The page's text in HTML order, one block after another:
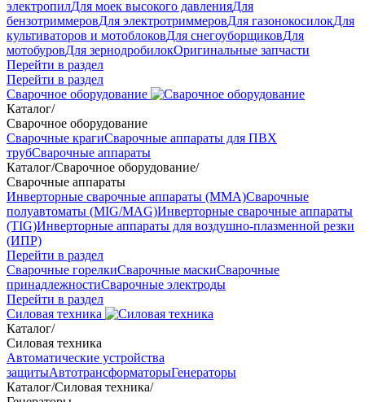
электропилДля моек высокого давленияДля
бензотриммеровДля электротриммеровДля газонокосилокДля
культиваторов и мотоблоковДля снегоуборщиковДля
мотобуровДля зернодробилокОригинальные запчасти
Перейти в раздел
Перейти в раздел
Сварочное оборудование
Каталог/
Сварочное оборудование
Сварочные крагиСварочные аппараты для ПВХ
трубСварочные аппараты
Каталог/Сварочное оборудование/
Сварочные аппараты
Инверторные сварочные аппараты (ММА)Сварочные
полуавтоматы (MIG/MAG)Инверторные сварочные аппараты
(TIG)Инверторные аппараты для воздушно-плазменной резки
(ИПР)
Перейти в раздел
Сварочные горелкиСварочные маскиСварочные
принадлежностиСварочные электроды
Перейти в раздел
Силовая техника
Каталог/
Силовая техника
Автоматические устройства
защитыАвтотрансформаторыГенераторы
Каталог/Силовая техника/